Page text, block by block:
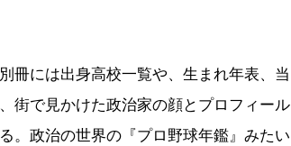
冊には出身高校一覧や、生まれ年表、当
街で見かけた政治家の顔とプロフィール
。政治の世界の『プロ野球年鑑』みたい